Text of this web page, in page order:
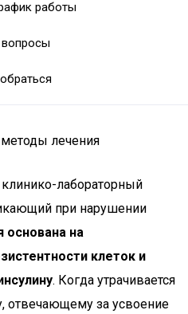
работы
лечения
лабораторный
при нарушении
основана на
клеток и
. Когда утрачивается
отвечающему за усвоение